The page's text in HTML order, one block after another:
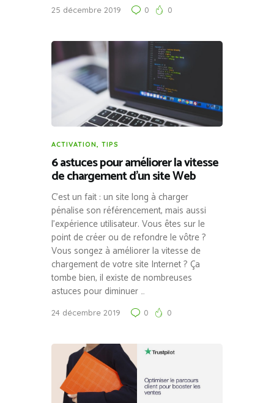
25 décembre 2019 0 0
ACTIVATION, TIPS
6 astuces pour améliorer la vitesse
de chargement d’un site Web
C’est un fait : un site long à charger
pénalise son référencement, mais aussi
l’expérience utilisateur. Vous êtes sur le
point de créer ou de refondre le vôtre ?
Vous songez à améliorer la vitesse de
chargement de votre site Internet ? Ça
tombe bien, il existe de nombreuses
astuces pour diminuer …
24 décembre 2019 0 0